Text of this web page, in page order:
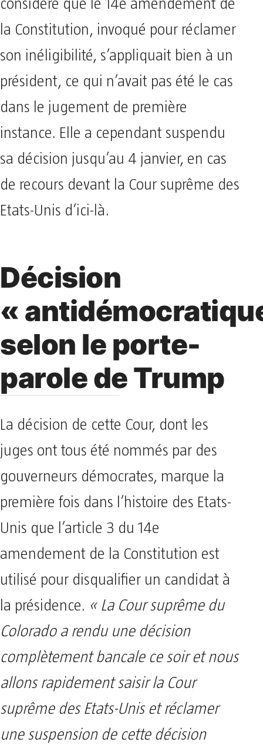
considéré que le 14e amendement de
la Constitution, invoqué pour réclamer
son inéligibilité, s’appliquait bien à un
président, ce qui n’avait pas été le cas
dans le jugement de première
instance. Elle a cependant suspendu
sa décision jusqu’au 4 janvier, en cas
de recours devant la Cour suprême des
Etats-Unis d’ici-là.
Décision
«
selon le porte-
parole de Trump
La décision de cette Cour, dont les
juges ont tous été nommés par des
gouverneurs démocrates, marque la
première fois dans l’histoire des Etats-
Unis que l’article 3 du 14e
amendement de la Constitution est
utilisé pour disqualifier un candidat à
la présidence. « La Cour suprême du
Colorado a rendu une décision
complètement bancale ce soir et nous
allons rapidement saisir la Cour
suprême des Etats-Unis et réclamer
une suspension de cette décision